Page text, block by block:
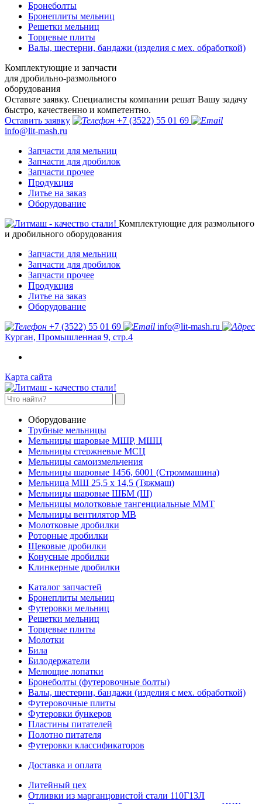
Бронеболты
Бронеплиты мельниц
Решетки мельниц
Торцевые плиты
Валы, шестерни, бандажи (изделия с мех. обработкой)
Комплектующие и запчасти
для дробильно-размольного
оборудования
Оставьте заявку. Специалисты компании решат Вашу задачу
быстро, качественно и компетентно.
Оставить заявку
+7 (3522) 55 01 69
info@lit-mash.ru
Запчасти для мельниц
Запчасти для дробилок
Запчасти прочее
Продукция
Литье на заказ
Оборудование
Комплектующие для размольного
и дробильного оборудования
Запчасти для мельниц
Запчасти для дробилок
Запчасти прочее
Продукция
Литье на заказ
Оборудование
+7 (3522) 55 01 69
info@lit-mash.ru
Курган, Промышленная 9, стр.4
Карта сайта
Оборудование
Трубные мельницы
Мельницы шаровые МШР, МШЦ
Мельницы стержневые МСЦ
Мельницы самоизмельчения
Мельницы шаровые 1456, 6001 (Строммашина)
Мельница МШ 25,5 х 14,5 (Тяжмаш)
Мельницы шаровые ШБМ (Ш)
Мельницы молотковые тангенциальные ММТ
Мельницы вентилятор МВ
Молотковые дробилки
Роторные дробилки
Щековые дробилки
Конусные дробилки
Клинкерные дробилки
Каталог запчастей
Бронеплиты мельниц
Футеровки мельниц
Решетки мельниц
Торцевые плиты
Молотки
Била
Билодержатели
Мелющие лопатки
Бронеболты (футеровочные болты)
Валы, шестерни, бандажи (изделия с мех. обработкой)
Футеровочные плиты
Футеровки бункеров
Пластины питателей
Полотно питателя
Футеровки классификаторов
Доставка и оплата
Литейный цех
Отливки из марганцовистой стали 110Г13Л